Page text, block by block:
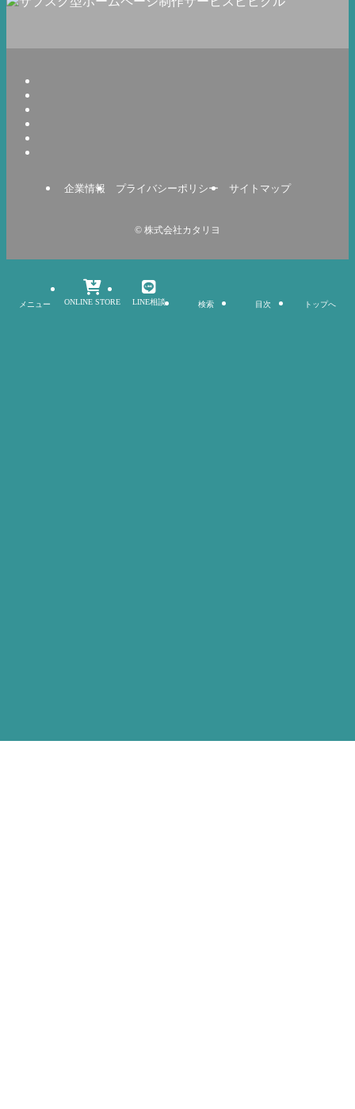
企業情報 プライバシーポリシー サイトマップ
© 株式会社カタリヨ
メニュー ONLINE STORE LINE相談 検索 目次 トップへ